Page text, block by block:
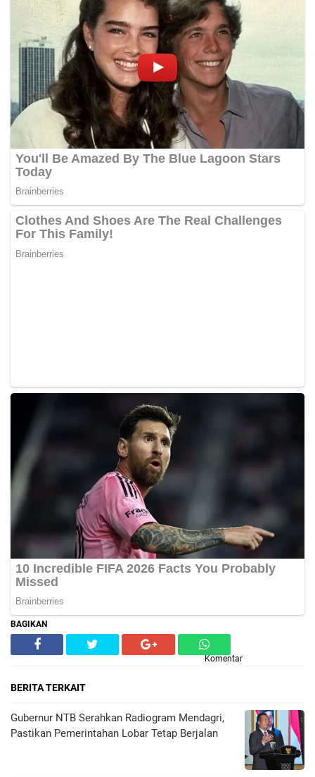
BAGIKAN
Komentar
BERITA TERKAIT
Gubernur NTB Serahkan Radiogram Mendagri,
Pastikan Pemerintahan Lobar Tetap Berjalan